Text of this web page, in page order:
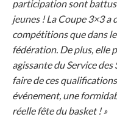
participation sont battus
jeunes ! La Coupe 3×3 a
compétitions que dans
fédération. De plus, elle
agissante du Service
faire de ces
événement, une
réelle fête du basket ! »